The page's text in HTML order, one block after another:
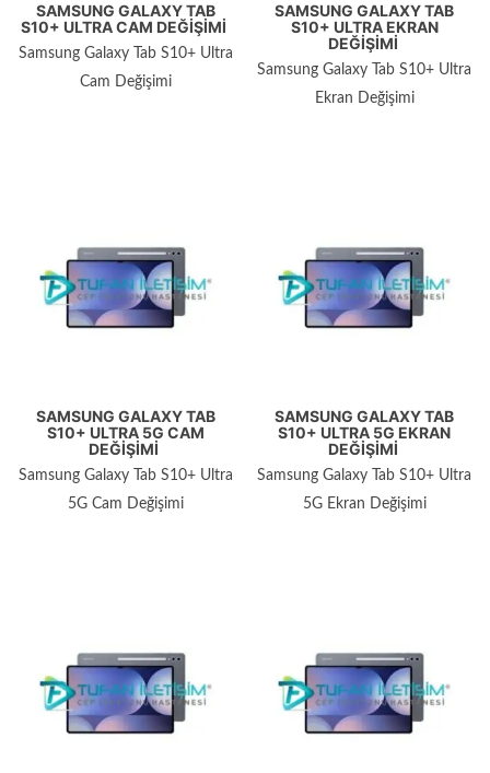
SAMSUNG GALAXY TAB
S10+ ULTRA CAM DEĞIŞIMI
Samsung Galaxy Tab S10+ Ultra
Cam Değişimi
SAMSUNG GALAXY TAB
S10+ ULTRA EKRAN
DEĞIŞIMI
Samsung Galaxy Tab S10+ Ultra
Ekran Değişimi
SAMSUNG GALAXY TAB
S10+ ULTRA 5G CAM
DEĞIŞIMI
Samsung Galaxy Tab S10+ Ultra
5G Cam Değişimi
SAMSUNG GALAXY TAB
S10+ ULTRA 5G EKRAN
DEĞIŞIMI
Samsung Galaxy Tab S10+ Ultra
5G Ekran Değişimi